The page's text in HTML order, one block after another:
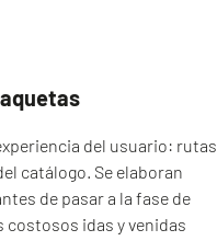
del usuario: rutas
catálogo. Se elaboran
de pasar a la fase de
idas y venidas